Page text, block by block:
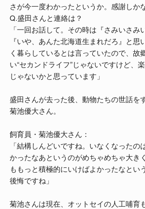
さが今一度わかったというか。感謝しか
Q.盛田さんと連絡は？
「一回お話して。その時は『さみいさみ
『いや、あんた北海道生まれだろ』と思
く暮らしているとは言っていたので、故
い“セカンドライフ”じゃないですけど、
じゃないかと思っています」
盛田さんが去った後、動物たちの世話を
菊池優大さん。
飼育員・菊池優大さん：
「結構しんどいですね。いなくなったの
かったなあというのがめちゃめちゃ大き
ももっと積極的にいけばよかったなとい
後悔ですね」
菊池さんは現在、オットセイの人工哺育